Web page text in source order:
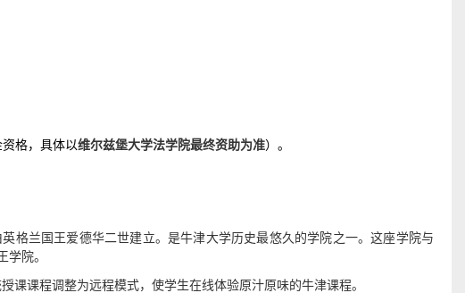
资格，具体以维尔兹堡大学法学院最终资助为准） 。
英格兰国王爱德华二世建立。是牛津大学历史最悠久的学院之一。这座学院与
学院。
课课程调整为远程模式，使学生在线体验原汁原味的牛津课程。